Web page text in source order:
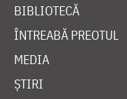
BIBLIOTECĂ
ÎNTREABĂ PREOTUL
MEDIA
ȘTIRI